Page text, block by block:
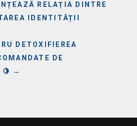
RELAȚIA DINTRE
IDENTITĂȚII
DETOXIFIEREA
DE
→